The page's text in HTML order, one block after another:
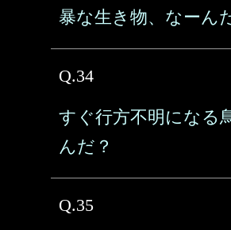
暴な生き物、なーん
Q.34
すぐ行方不明になる
んだ？
Q.35